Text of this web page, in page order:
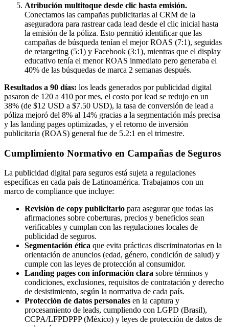
Atribución multitoque desde clic hasta emisión.
Conectamos las campañas publicitarias al CRM de la
aseguradora para rastrear cada lead desde el clic inicial hasta
la emisión de la póliza. Esto permitió identificar que las
campañas de búsqueda tenían el mejor ROAS (7:1), seguidas
de retargeting (5:1) y Facebook (3:1), mientras que el display
educativo tenía el menor ROAS inmediato pero generaba el
40% de las búsquedas de marca 2 semanas después.
Resultados a 90 días: los leads generados por publicidad digital
pasaron de 120 a 410 por mes, el costo por lead se redujo en un
38% (de $12 USD a $7.50 USD), la tasa de conversión de lead a
póliza mejoró del 8% al 14% gracias a la segmentación más precisa
y las landing pages optimizadas, y el retorno de inversión
publicitaria (ROAS) general fue de 5.2:1 en el trimestre.
Cumplimiento Normativo en Campañas de Seguros
La publicidad digital para seguros está sujeta a regulaciones
específicas en cada país de Latinoamérica. Trabajamos con un
marco de compliance que incluye:
Revisión de copy publicitario para asegurar que todas las
afirmaciones sobre coberturas, precios y beneficios sean
verificables y cumplan con las regulaciones locales de
publicidad de seguros.
Segmentación ética que evita prácticas discriminatorias en la
orientación de anuncios (edad, género, condición de salud) y
cumple con las leyes de protección al consumidor.
Landing pages con información clara sobre términos y
condiciones, exclusiones, requisitos de contratación y derecho
de desistimiento, según la normativa de cada país.
Protección de datos personales en la captura y
procesamiento de leads, cumpliendo con LGPD (Brasil),
CCPA/LFPDPPP (México) y leyes de protección de datos de